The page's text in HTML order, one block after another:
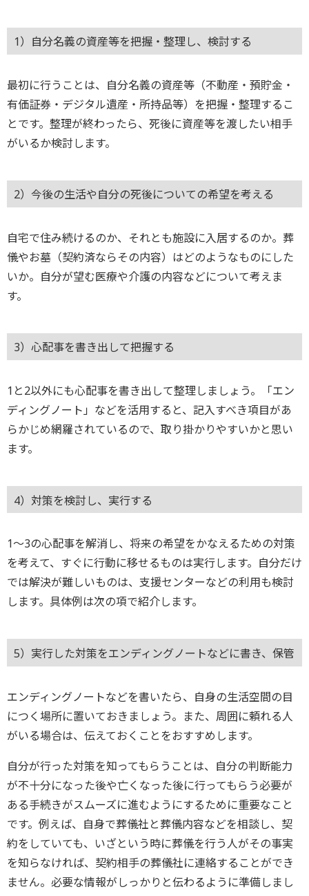
1）自分名義の資産等を把握・整理し、検討する
最初に行うことは、自分名義の資産等（不動産・預貯金・
有価証券・デジタル遺産・所持品等）を把握・整理するこ
とです。整理が終わったら、死後に資産等を渡したい相手
がいるか検討します。
2）今後の生活や自分の死後についての希望を考える
自宅で住み続けるのか、それとも施設に入居するのか。葬
儀やお墓（契約済ならその内容）はどのようなものにした
いか。自分が望む医療や介護の内容などについて考えま
す。
3）心配事を書き出して把握する
1と2以外にも心配事を書き出して整理しましょう。「エン
ディングノート」などを活用すると、記入すべき項目があ
らかじめ網羅されているので、取り掛かりやすいかと思い
ます。
4）対策を検討し、実行する
1～3の心配事を解消し、将来の希望をかなえるための対策
を考えて、すぐに行動に移せるものは実行します。自分だけ
では解決が難しいものは、支援センターなどの利用も検討
します。具体例は次の項で紹介します。
5）実行した対策をエンディングノートなどに書き、保管
エンディングノートなどを書いたら、自身の生活空間の目
につく場所に置いておきましょう。また、周囲に頼れる人
がいる場合は、伝えておくことをおすすめします。
自分が行った対策を知ってもらうことは、自分の判断能力
が不十分になった後や亡くなった後に行ってもらう必要が
ある手続きがスムーズに進むようにするために重要なこと
です。例えば、自身で葬儀社と葬儀内容などを相談し、契
約をしていても、いざという時に葬儀を行う人がその事実
を知らなければ、契約相手の葬儀社に連絡することができ
ません。必要な情報がしっかりと伝わるように準備しまし